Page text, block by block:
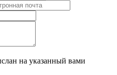
на указанный вами